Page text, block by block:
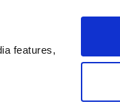
features,